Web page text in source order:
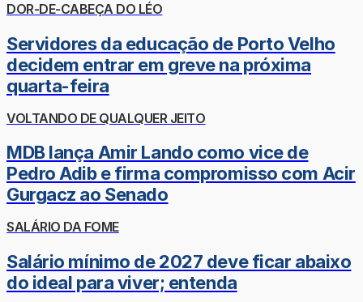
DOR-DE-CABEÇA DO LÉO
Servidores da educação de Porto Velho
decidem entrar em greve na próxima
quarta-feira
VOLTANDO DE QUALQUER JEITO
MDB lança Amir Lando como vice de
Pedro Adib e firma compromisso com Acir
Gurgacz ao Senado
SALÁRIO DA FOME
Salário mínimo de 2027 deve ficar abaixo
do ideal para viver; entenda